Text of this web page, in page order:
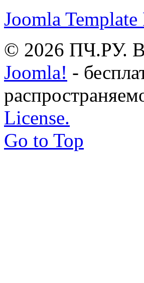
Joomla
© 2026 ПЧ.РУ.
Joomla! -
License.
Go to Top